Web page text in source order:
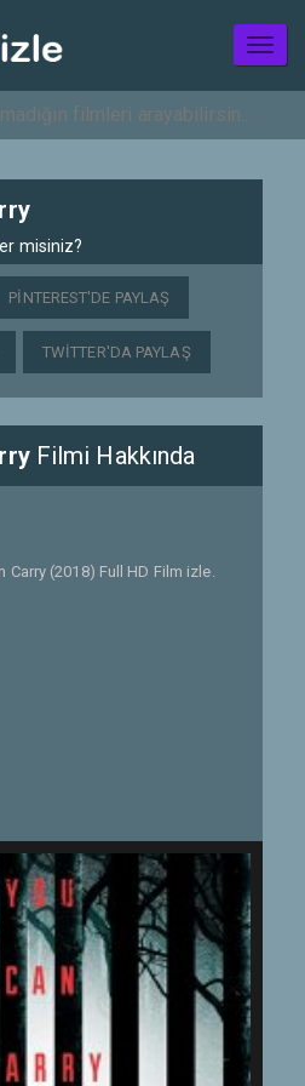
misiniz?
PINTEREST'DE PAYLAŞ
TWITTER'DA PAYLAŞ
Filmi Hakkında
Carry (2018) Full HD Film izle.